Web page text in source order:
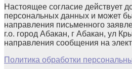
Настоящее согласие действует
персональных данных и может
направления письменного
г.о. город Абакан, г Абакан, ул
направления сообщения на
Политика обработки